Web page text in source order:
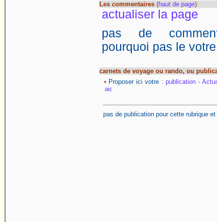
Les commentaires (haut de page):
actualiser la page
pas de
pourquoi pas le
carnets de voyage ou rando, ou
Proposer ici votre :publication -
pas de publication pour cette rubrique